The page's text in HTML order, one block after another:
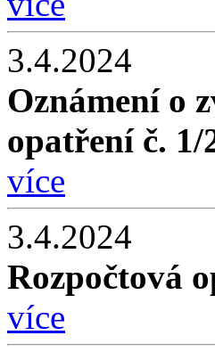
3.4.2024
Oznámení o
opatření č. 1/
více
3.4.2024
Rozpočtová
více